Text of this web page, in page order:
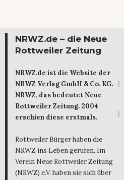
NRWZ.de – die Neue
Rottweiler Zeitung
NRWZ.de ist die Website der
NRWZ Verlag GmbH & Co. KG.
NRWZ, das bedeutet Neue
Rottweiler Zeitung. 2004
erschien diese erstmals.
Rottweiler Bürger haben die
NRWZ ins Leben gerufen. Im
Verein Neue Rottweiler Zeitung
(NRWZ) e.V. haben sie sich über